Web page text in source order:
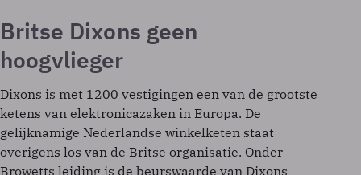
Britse Dixons geen
hoogvlieger
Dixons is met 1200 vestigingen een van de grootste
ketens van elektronicazaken in Europa. De
gelijknamige Nederlandse winkelketen staat
overigens los van de Britse organisatie. Onder
Browetts leiding is de beurswaarde van Dixons